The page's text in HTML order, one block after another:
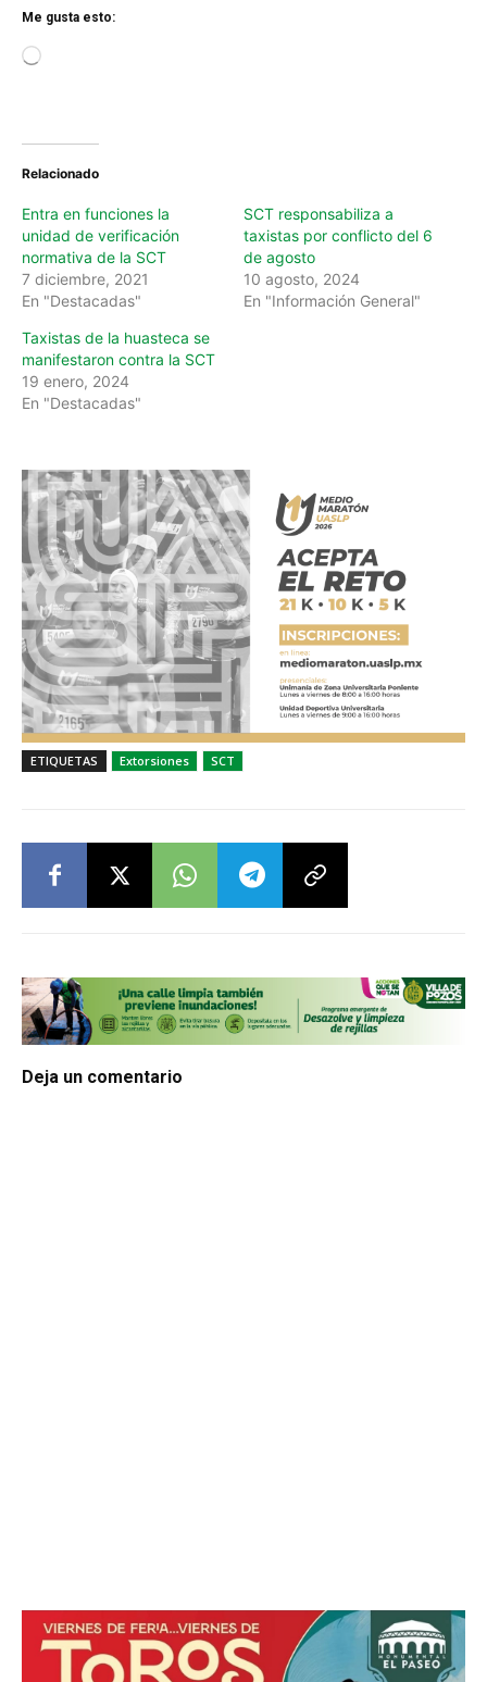
Me gusta esto:
g
Relacionado
Entra en funciones la
unidad de verificación
normativa de la SCT
7 diciembre, 2021
En "Destacadas"
SCT responsabiliza a
taxistas por conflicto del 6
de agosto
10 agosto, 2024
En "Información General"
Taxistas de la huasteca se
manifestaron contra la SCT
19 enero, 2024
En "Destacadas"
ETIQUETAS Extorsiones SCT
Deja un comentario